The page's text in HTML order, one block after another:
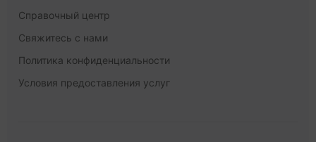
Справочный центр
Свяжитесь с нами
Политика конфиденциальности
Условия предоставления услуг